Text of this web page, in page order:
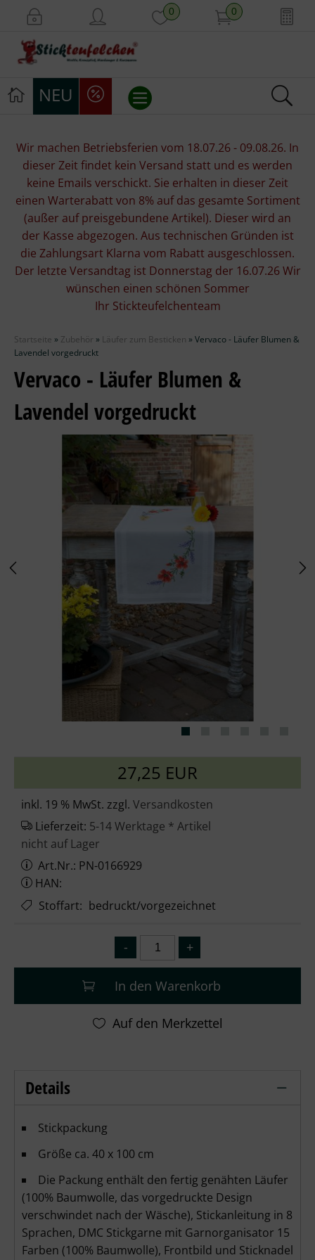
0 0
NEU
Stickpackungen
Stickgarne
Stoffe
Mill Hill Beads
Wolle
Stricknadeln
Wir machen Betriebsferien vom 18.07.26 - 09.08.26. In
dieser Zeit findet kein Versand statt und es werden
keine Emails verschickt. Sie erhalten in dieser Zeit
einen Warterabatt von 8% auf das gesamte Sortiment
(außer auf preisgebundene Artikel). Dieser wird an
der Kasse abgezogen. Aus technischen Gründen ist
die Zahlungsart Klarna vom Rabatt ausgeschlossen.
Der letzte Versandtag ist Donnerstag der 16.07.26 Wir
wünschen einen schönen Sommer
Ihr Stickteufelchenteam
Startseite » Zubehör » Läufer zum Besticken »Vervaco - Läufer Blumen &
Lavendel vorgedruckt
Vervaco - Läufer Blumen &
Lavendel vorgedruckt
27,25 EUR
inkl. 19 % MwSt. zzgl. Versandkosten
Lieferzeit: 5-14 Werktage * Artikel
nicht auf Lager
Art.Nr.: PN-0166929
HAN:
Stoffart: bedruckt/vorgezeichnet
In den Warenkorb
Details
Vervaco - Läufer Blumen & Lavendel
Stickpackung
Größe ca. 40 x 100 cm
Die Packung enthält den fertig genähten Läufer
(100% Baumwolle, das vorgedruckte Design
verschwindet nach der Wäsche), Stickanleitung in 8
Sprachen, DMC Stickgarne mit Garnorganisator 15
Farben (100% Baumwolle), Frontbild und Sticknadel